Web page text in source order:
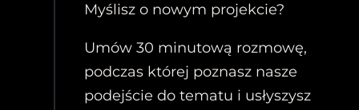
Myślisz o nowym projekcie?
Umów 30 minutową rozmowę,
podczas której poznasz nasze
podejście do tematu i usłyszysz